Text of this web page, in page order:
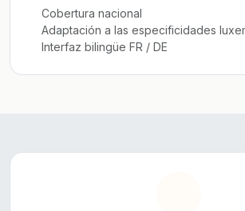
Cobertura nacional
Adaptación a las especificidades
Interfaz bilingüe FR / DE